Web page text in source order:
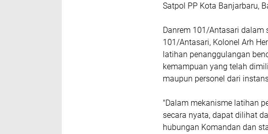
Satpol PP Kota Banjarbaru,
Danrem 101/Antasari dalam
101/Antasari, Kolonel Arh
latihan penanggulangan
kemampuan yang telah
maupun personel dari
"Dalam mekanisme latihan
secara nyata, dapat dilihat
hubungan Komandan dan